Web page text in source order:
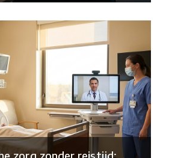
zorg zonder reistijd: